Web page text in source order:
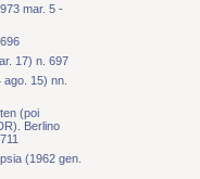
mar. 5 -
17) n. 697
15) nn.
(poi
Berlino
(1962 gen.